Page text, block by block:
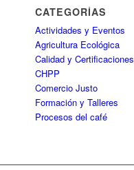
CATEGORÍAS
Actividades y Eventos
Agricultura Ecológica
Calidad y Certificaciones
CHPP
Comercio Justo
Formación y Talleres
Procesos del café